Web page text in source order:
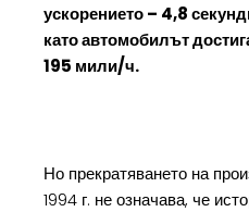
ускорението – 4,8
като автомобилът
195 мили/ч.
Но прекратяването на
1994 г. не означава, че